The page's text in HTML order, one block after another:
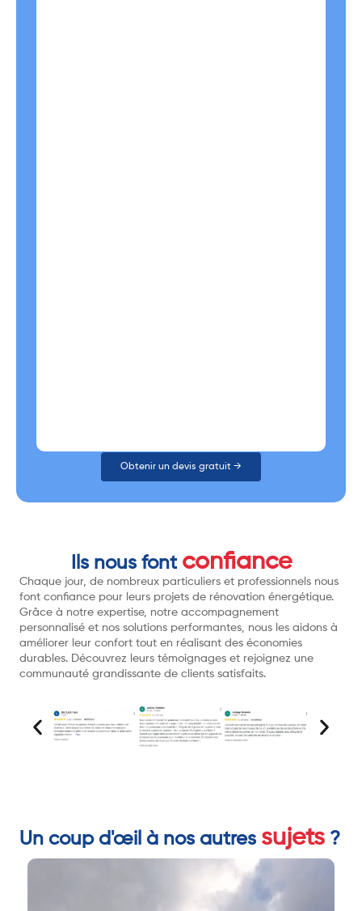
Obtenir un devis gratuit →
Ils nous font confiance
Chaque jour, de nombreux particuliers et professionnels nous
font confiance pour leurs projets de rénovation énergétique.
Grâce à notre expertise, notre accompagnement
personnalisé et nos solutions performantes, nous les aidons à
améliorer leur confort tout en réalisant des économies
durables. Découvrez leurs témoignages et rejoignez une
communauté grandissante de clients satisfaits.
Un coup d'œil à nos autres sujets ?